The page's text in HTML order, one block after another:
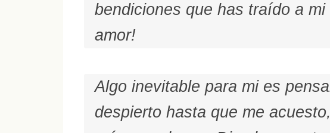
bendiciones que has traído a
amor!
Algo inevitable para mi es
despierto hasta que me